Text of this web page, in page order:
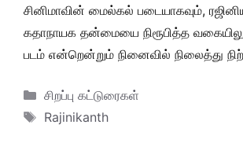
சினிமாவின் மைல்கல் படையாகவும்,
கதாநாயக தன்மையை நிரூபித்த
படம் என்றென்றும் நினைவில் நிலைத்து
Categories
சிறப்பு கட்டுரைகள்
Tags
Rajinikanth